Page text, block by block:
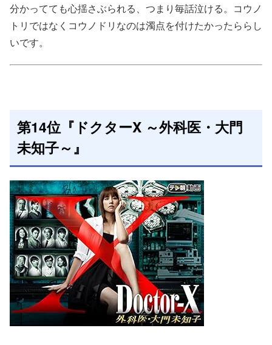
分かってても心揺さぶられる、つまり毎話泣ける。コウノ
トリではなくコウノドリなのは濁点を付けたかったららし
いです。
第14位『ドクターX ～外科医・大門
未知子～』